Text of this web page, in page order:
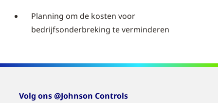
Planning om de kosten voor
bedrijfsonderbreking te verminderen
Volg ons @Johnson Controls